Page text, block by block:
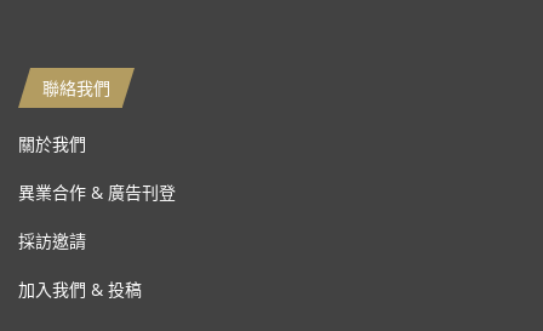
聯絡我們
關於我們
異業合作 & 廣告刊登
採訪邀請
加入我們 & 投稿